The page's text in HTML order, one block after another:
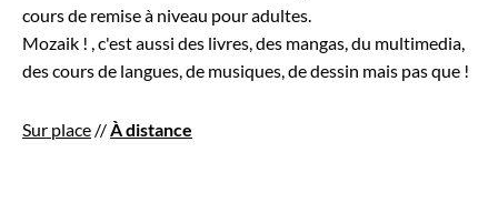
cours de remise à niveau pour adultes.
Mozaik ! , c'est aussi des livres, des mangas, du multimedia,
des cours de langues, de musiques, de dessin mais pas que !
Sur place // À distance